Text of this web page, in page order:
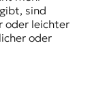
sind
oder leichter
oder